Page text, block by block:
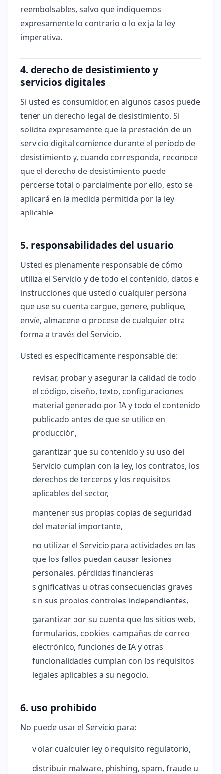
reembolsables, salvo que indiquemos
expresamente lo contrario o lo exija la ley
imperativa.
4. derecho de desistimiento y
servicios digitales
Si usted es consumidor, en algunos casos puede
tener un derecho legal de desistimiento. Si
solicita expresamente que la prestación de un
servicio digital comience durante el período de
desistimiento y, cuando corresponda, reconoce
que el derecho de desistimiento puede
perderse total o parcialmente por ello, esto se
aplicará en la medida permitida por la ley
aplicable.
5. responsabilidades del usuario
Usted es plenamente responsable de cómo
utiliza el Servicio y de todo el contenido, datos e
instrucciones que usted o cualquier persona
que use su cuenta cargue, genere, publique,
envíe, almacene o procese de cualquier otra
forma a través del Servicio.
Usted es específicamente responsable de:
revisar, probar y asegurar la calidad de todo
el código, diseño, texto, configuraciones,
material generado por IA y todo el contenido
publicado antes de que se utilice en
producción,
garantizar que su contenido y su uso del
Servicio cumplan con la ley, los contratos, los
derechos de terceros y los requisitos
aplicables del sector,
mantener sus propias copias de seguridad
del material importante,
no utilizar el Servicio para actividades en las
que los fallos puedan causar lesiones
personales, pérdidas financieras
significativas u otras consecuencias graves
sin sus propios controles independientes,
garantizar por su cuenta que los sitios web,
formularios, cookies, campañas de correo
electrónico, funciones de IA y otras
funcionalidades cumplan con los requisitos
legales aplicables a su negocio.
6. uso prohibido
No puede usar el Servicio para:
violar cualquier ley o requisito regulatorio,
distribuir malware, phishing, spam, fraude u